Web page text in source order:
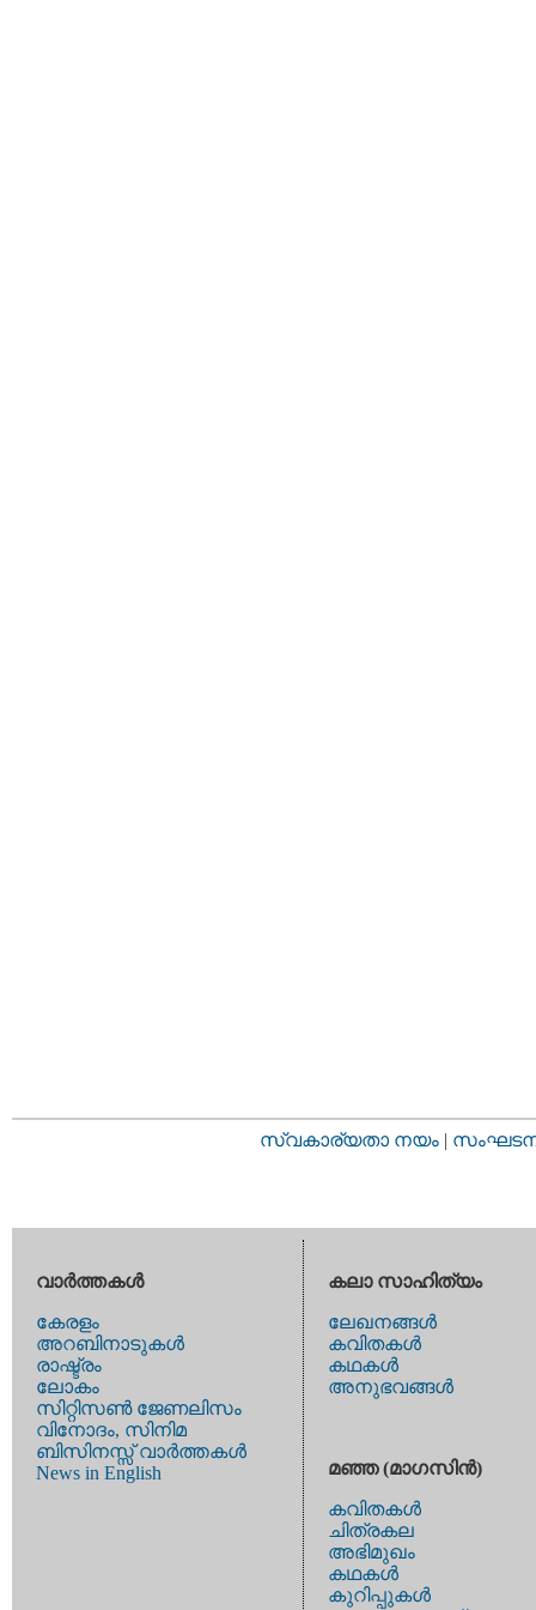
സ്വകാര്യതാ നയം |
വാര്‍ത്തകള്‍
കേരളം
അറബിനാടുകള്‍
രാഷ്ട്രം
ലോകം
സിറ്റിസണ്‍ ജേണലിസം
വിനോദം, സിനിമ
ബിസിനസ്സ് വാര്‍ത്തകള്‍
News in English
കലാ സാഹിത്യം
ലേഖനങ്ങള്‍
കവിതകള്‍
കഥകള്‍
അനുഭവങ്ങള്‍
മഞ്ഞ (മാഗസിന്‍)
കവിതകള്‍
ചിത്രകല
അഭിമുഖം
കഥകള്‍
കുറിപ്പുകള്‍